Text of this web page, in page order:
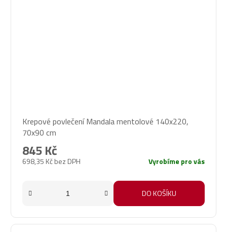
Krepové povlečení Mandala mentolové 140x220,
70x90 cm
698,35 Kč bez DPH
845 Kč
Vyrobíme pro vás
DO KOŠÍKU